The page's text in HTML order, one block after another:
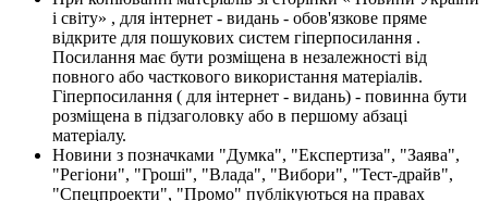
і світу» , для інтернет - видань - обов'язкове пряме
відкрите для пошукових систем гіперпосилання .
Посилання має бути розміщена в незалежності від
повного або часткового використання матеріалів.
Гіперпосилання ( для інтернет - видань) - повинна бути
розміщена в підзаголовку або в першому абзаці
матеріалу.
Новини з позначками "Думка", "Експертиза", "Заява",
"Регіони", "Гроші", "Влада", "Вибори", "Тест-драйв",
"Спецпроекти", "Промо" публікуються на правах